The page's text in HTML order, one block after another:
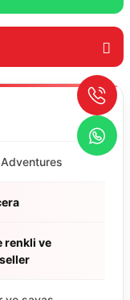
renkli ve